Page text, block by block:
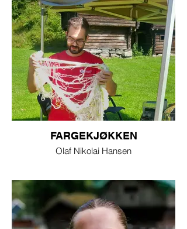
FARGEKJØKKEN
Olaf Nikolai Hansen